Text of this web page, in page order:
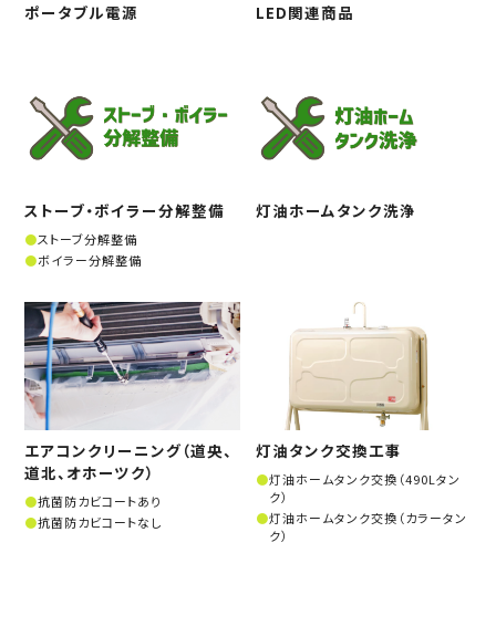
ポータブル電源 LED関連商品
ストーブ・ボイラー分解整備
ストーブ分解整備
ボイラー分解整備
灯油ホームタンク洗浄
エアコンクリーニング（道央、
道北、オホーツク）
抗菌防カビコートあり
抗菌防カビコートなし
灯油タンク交換工事
灯油ホームタンク交換（490Lタン
ク）
灯油ホームタンク交換（カラータン
ク）